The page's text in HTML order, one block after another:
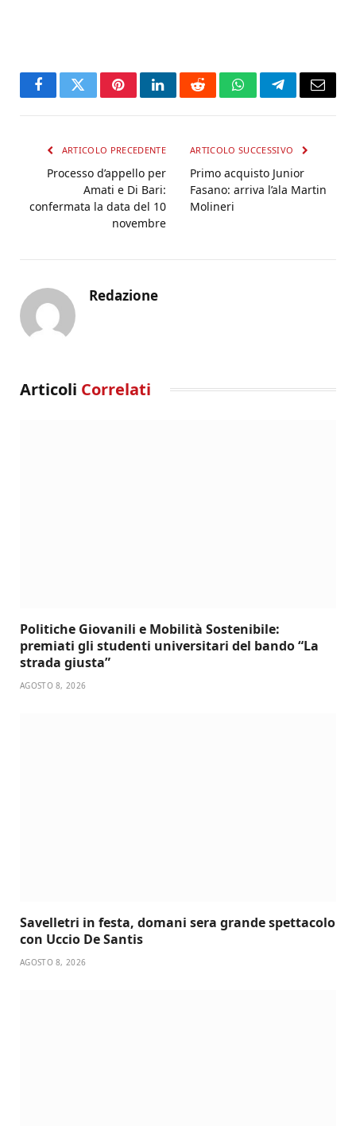
FacebookTwitterPinterestLinkedInRedditWhatsAppTelegramEmail
ARTICOLO PRECEDENTE
Processo d’appello per
Amati e Di Bari:
confermata la data del 10
novembre
ARTICOLO SUCCESSIVO
Primo acquisto Junior
Fasano: arriva l’ala Martin
Molineri
Redazione
Articoli Correlati
Politiche Giovanili e Mobilità Sostenibile:
premiati gli studenti universitari del bando “La
strada giusta”
AGOSTO 8, 2026
Savelletri in festa, domani sera grande spettacolo
con Uccio De Santis
AGOSTO 8, 2026